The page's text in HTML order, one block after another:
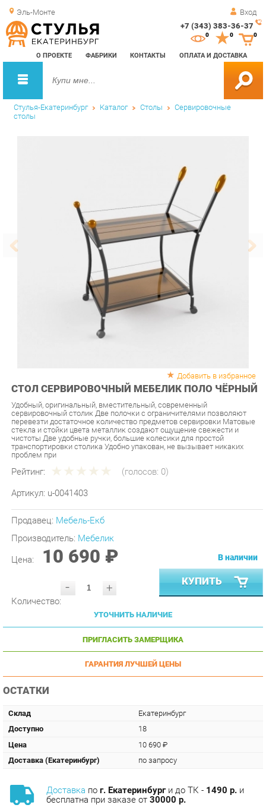
Эль-Монте Вход
+7 (343) 383-36-37
О ПРОЕКТЕ ФАБРИКИ КОНТАКТЫ ОПЛАТА И ДОСТАВКА
0 0
Стулья-Екатеринбург Каталог Столы Сервировочные
столы
СТОЛ СЕРВИРОВОЧНЫЙ МЕБЕЛИК ПОЛО ЧЁРНЫЙ
Удобный, оригинальный, вместительный, современный
перевезти достаточное количество предметов сервировки Матовые
стекла и стойки цвета металлик создают ощущение свежести и
чистоты Две удобные ручки, большие колесики для простой
транспортировки столика Удобно упакован, не вызывает никаких
проблем при
Рейтинг: (голосов:0)
Артикул: u-0041403
Продавец: Мебель-Екб
Производитель:Мебелик
Цена: 10 690 ₽
- +
УТОЧНИТЬ НАЛИЧИЕ
ПРИГЛАСИТЬ ЗАМЕРЩИКА
ГАРАНТИЯ ЛУЧШЕЙ ЦЕНЫ
Цена
10 690 ₽
Доставка (Екатеринбург)
по запросу
Доставкапог. Екатеринбурги до ТК -
бесплатна при заказе от 30000 р.
Сборкас базовой гарантией12месяцев -